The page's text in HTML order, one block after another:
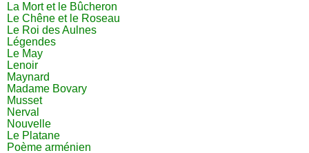
La Mort et le Bûcheron
Le Chêne et le Roseau
Le Roi des Aulnes
Légendes
Le May
Lenoir
Maynard
Madame Bovary
Musset
Nerval
Nouvelle
Le Platane
Poème arménien